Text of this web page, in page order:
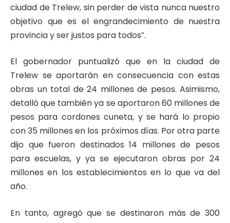
ciudad de Trelew, sin perder de vista nunca nuestro
objetivo que es el engrandecimiento de nuestra
provincia y ser justos para todos”.
El gobernador puntualizó que en la ciudad de
Trelew se aportarán en consecuencia con estas
obras un total de 24 millones de pesos. Asimismo,
detalló que también ya se aportaron 60 millones de
pesos para cordones cuneta, y se hará lo propio
con 35 millones en los próximos días. Por otra parte
dijo que fueron destinados 14 millones de pesos
para escuelas, y ya se ejecutaron obras por 24
millones en los establecimientos en lo que va del
año.
En tanto, agregó que se destinaron más de 300